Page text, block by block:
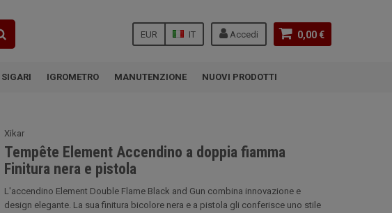
0,00 €
Accedi
IT
EUR
IGROMETRO MANUTENZIONE NUOVI PRODOTTI
Xikar
Tempête Element Accendino a doppia fiamma
Finitura nera e pistola
L'accendino Element Double Flame Black and Gun combina innovazione e
design elegante. La sua finitura bicolore nera e a pistola gli conferisce uno stile